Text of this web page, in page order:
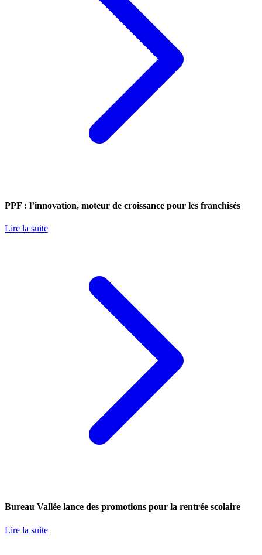
PPF : l’innovation, moteur de croissance pour les franchisés
Lire la suite
Bureau Vallée lance des promotions pour la rentrée scolaire
Lire la suite